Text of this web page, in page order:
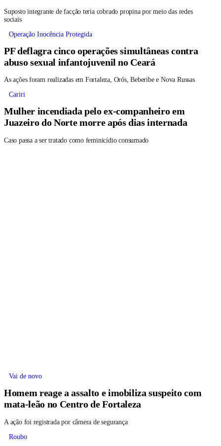
Suposto integrante de facção teria cobrado propina por meio das redes
sociais
Operação Inocência Protegida
PF deflagra cinco operações simultâneas contra
abuso sexual infantojuvenil no Ceará
As ações foram realizadas em Fortaleza, Orós, Beberibe e Nova Russas
Cariri
Mulher incendiada pelo ex-companheiro em
Juazeiro do Norte morre após dias internada
Caso passa a ser tratado como feminicídio consumado
Vai de novo
Homem reage a assalto e imobiliza suspeito com
mata-leão no Centro de Fortaleza
A ação foi registrada por câmera de segurança
Roubo